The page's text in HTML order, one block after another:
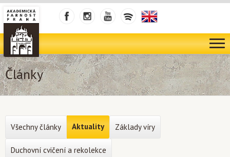
Články
Všechny články Aktuality Základy víry
Duchovní cvičení a rekolekce